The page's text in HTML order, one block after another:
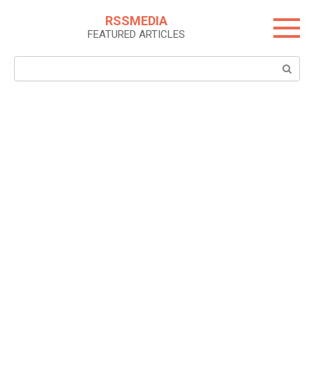
RSSMEDIA
FEATURED ARTICLES
Search: